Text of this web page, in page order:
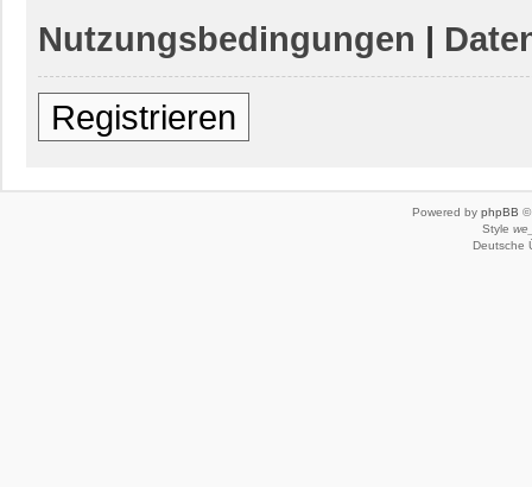
Nutzungsbedingungen |
Registrieren
Powered by phpBB ©
Style
Deutsche